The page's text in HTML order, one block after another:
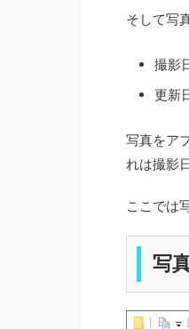
そして写
撮影
更新
写真をア
れは撮影
ここでは
写